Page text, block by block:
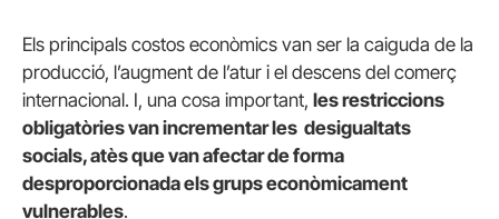
Els principals costos econòmics van ser la caiguda de la
producció, l’augment de l’atur i el descens del comerç
internacional. I, una cosa important, les restriccions
obligatòries van incrementar les desigualtats
socials, atès que van afectar de forma
desproporcionada els grups econòmicament
vulnerables.